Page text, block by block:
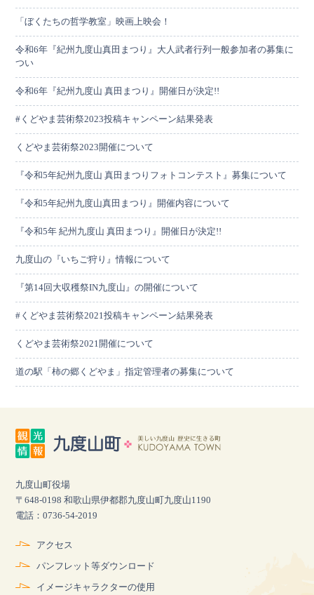
「ぼくたちの哲学教室」映画上映会！
令和6年『紀州九度山真田まつり』大人武者行列一般参加者の募集に
つい
令和6年『紀州九度山 真田まつり』開催日が決定!!
#くどやま芸術祭2023投稿キャンペーン結果発表
くどやま芸術祭2023開催について
『令和5年紀州九度山 真田まつりフォトコンテスト』募集について
『令和5年紀州九度山真田まつり』開催内容について
『令和5年 紀州九度山 真田まつり』開催日が決定!!
九度山の『いちご狩り』情報について
『第14回大収穫祭IN九度山』の開催について
#くどやま芸術祭2021投稿キャンペーン結果発表
くどやま芸術祭2021開催について
道の駅「柿の郷くどやま」指定管理者の募集について
九度山町役場
〒648-0198 和歌山県伊都郡九度山町九度山1190
電話：0736-54-2019
アクセス
パンフレット等ダウンロード
イメージキャラクターの使用